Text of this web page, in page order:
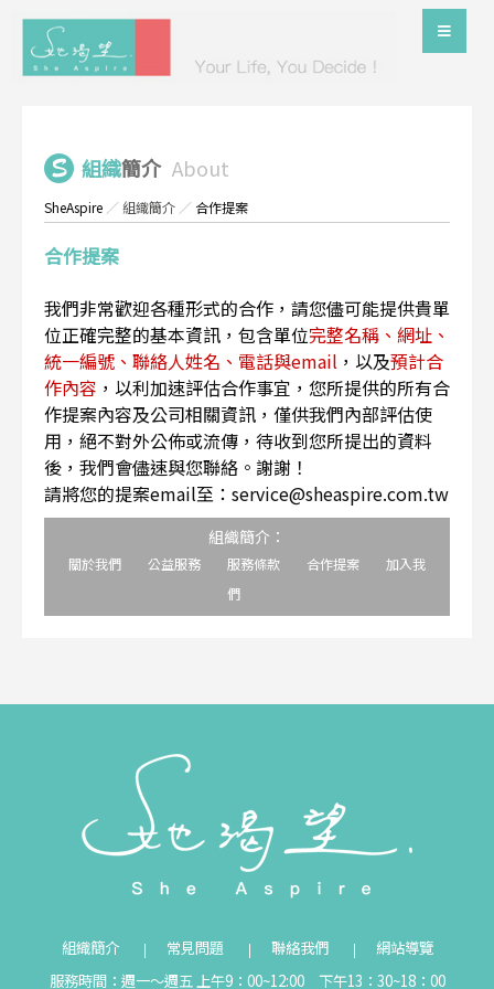
組織簡介 About
SheAspire ／組織簡介 ／ 合作提案
合作提案
我們非常歡迎各種形式的合作，請您儘可能提供貴單
位正確完整的基本資訊，包含單位完整名稱、網址、
統一編號、聯絡人姓名、電話與email ，以及預計合
作內容 ，以利加速評估合作事宜，您所提供的所有合
作提案內容及公司相關資訊，僅供我們內部評估使
用，絕不對外公佈或流傳，待收到您所提出的資料
後，我們會儘速與您聯絡。謝謝！
請將您的提案email至：service@sheaspire.com.tw
組織簡介：
關於我們 公益服務 服務條款 合作提案
加入我
們
組織簡介 常見問題 聯絡我們
網站導覽
服務時間：週一～週五 上午9：00~12:00 下午13：30~18：00